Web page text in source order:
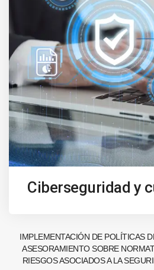
Ciberseguridad y
IMPLEMENTACIÓN DE POLÍTICAS
ASESORAMIENTO SOBRE
RIESGOS ASOCIADOS A LA